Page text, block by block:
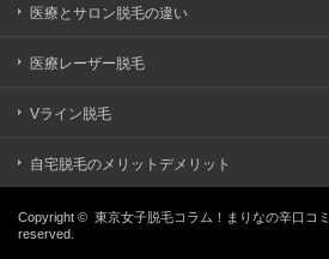
医療とサロン脱毛の違い
医療レーザー脱毛
Vライン脱毛
自宅脱毛のメリットデメリット
Copyright © 東京女子脱毛コラム！まりなの辛口コミ
reserved.